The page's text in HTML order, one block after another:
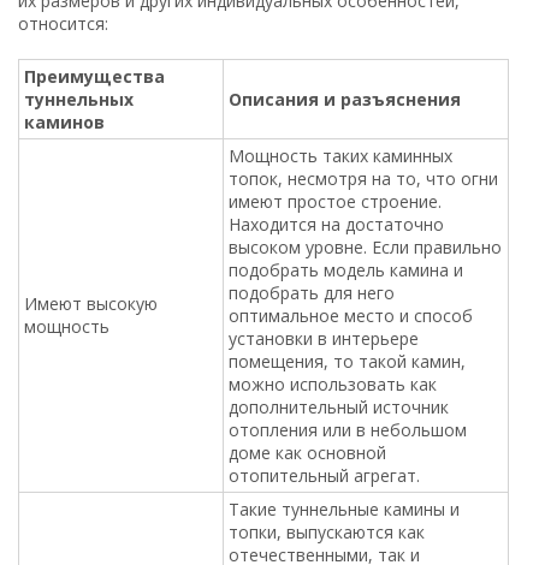
относится:
Преимущества
туннельных
каминов
Описания и разъяснения
Имеют высокую
мощность
Мощность таких каминных
топок, несмотря на то, что огни
имеют простое строение.
Находится на достаточно
высоком уровне. Если правильно
подобрать модель камина и
подобрать для него
оптимальное место и способ
установки в интерьере
помещения, то такой камин,
можно использовать как
дополнительный источник
отопления или в небольшом
доме как основной
отопительный агрегат.
Такие туннельные камины и
топки, выпускаются как
отечественными, так и